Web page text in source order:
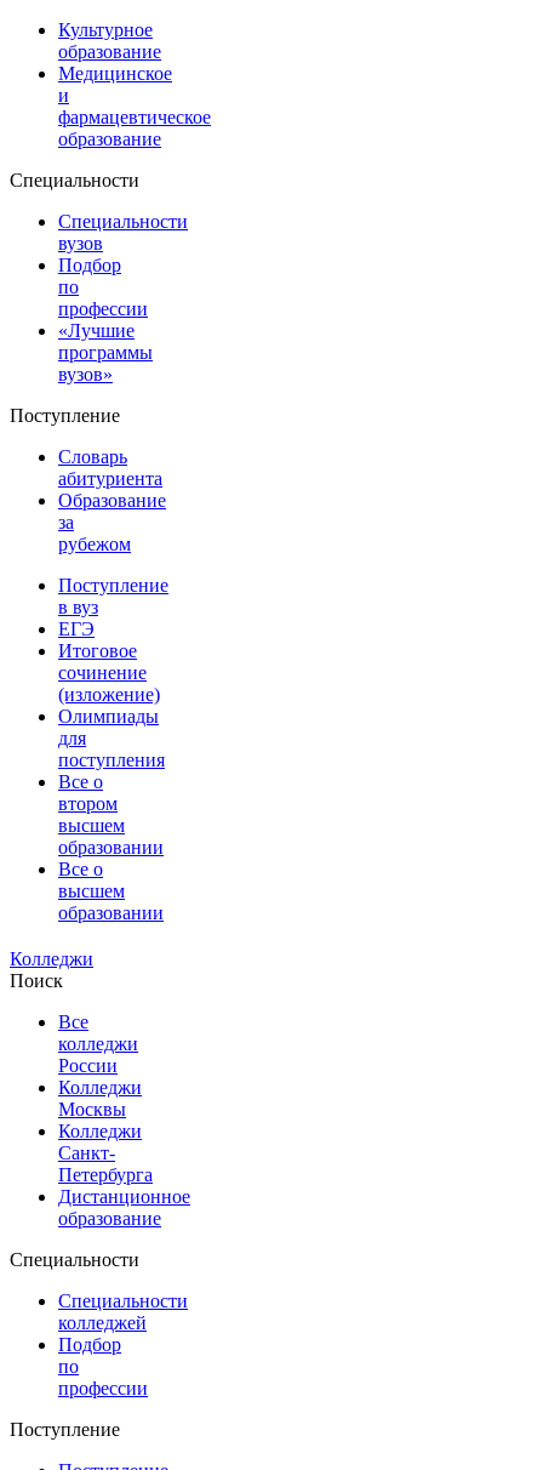
Культурное
образование
Медицинское
и
фармацевтическое
образование
Специальности
Специальности
вузов
Подбор
по
профессии
«Лучшие
программы
вузов»
Поступление
Словарь
абитуриента
Образование
за
рубежом
Поступление
в вуз
ЕГЭ
Итоговое
сочинение
(изложение)
Олимпиады
для
поступления
Все о
втором
высшем
образовании
Все о
высшем
образовании
Колледжи
Поиск
Все
колледжи
России
Колледжи
Москвы
Колледжи
Санкт-
Петербурга
Дистанционное
образование
Специальности
Специальности
колледжей
Подбор
по
профессии
Поступление